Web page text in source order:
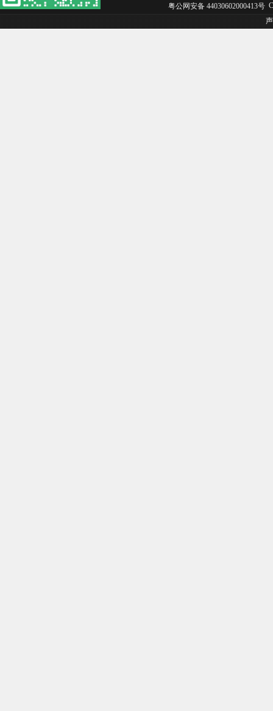
粤公网安备 44030602000413号